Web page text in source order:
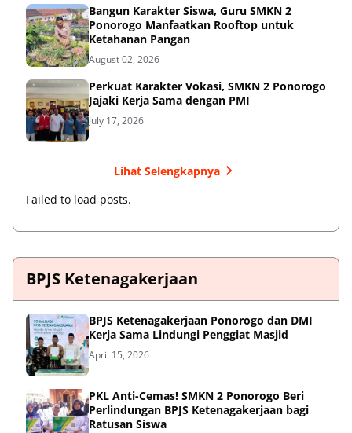
Bangun Karakter Siswa, Guru SMKN 2
Ponorogo Manfaatkan Rooftop untuk
Ketahanan Pangan
August 02, 2026
Perkuat Karakter Vokasi, SMKN 2 Ponorogo
Jajaki Kerja Sama dengan PMI
July 17, 2026
Lihat Selengkapnya
Failed to load posts.
BPJS Ketenagakerjaan
BPJS Ketenagakerjaan Ponorogo dan DMI
Kerja Sama Lindungi Penggiat Masjid
April 15, 2026
PKL Anti-Cemas! SMKN 2 Ponorogo Beri
Perlindungan BPJS Ketenagakerjaan bagi
Ratusan Siswa